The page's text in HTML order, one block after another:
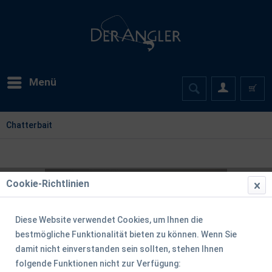
Menü
Chatterbait
Cookie-Richtlinien
Diese Website verwendet Cookies, um Ihnen die
bestmögliche Funktionalität bieten zu können. Wenn Sie
damit nicht einverstanden sein sollten, stehen Ihnen
folgende Funktionen nicht zur Verfügung: